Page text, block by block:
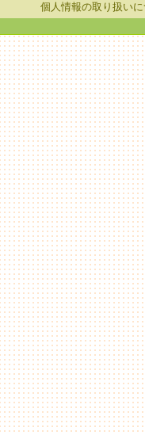
個人情報の取り扱い